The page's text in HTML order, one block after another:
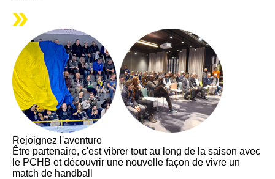
Rejoignez l'aventure
Être partenaire, c'est vibrer tout au long de la saison avec
le PCHB et découvrir une nouvelle façon de vivre un
match de handball